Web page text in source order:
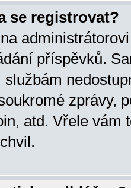
se registrovat?
příspěvků.
zprávy,
atd. Vřele vám